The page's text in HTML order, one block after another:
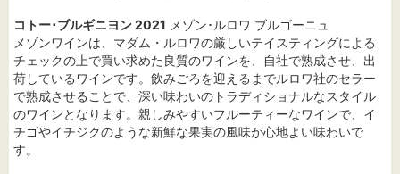
コトー･ブルギニヨン 2021 メゾン･ルロワ ブルゴーニュ
メゾンワインは、マダム・ルロワの厳しいテイスティングによる
チェックの上で買い求めた良質のワインを、自社で熟成させ、出
荷しているワインです。飲みごろを迎えるまでルロワ社のセラー
で熟成させることで、深い味わいのトラディショナルなスタイル
のワインとなります。親しみやすいフルーティーなワインで、イ
チゴやイチジクのような新鮮な果実の風味が心地よい味わいで
す。